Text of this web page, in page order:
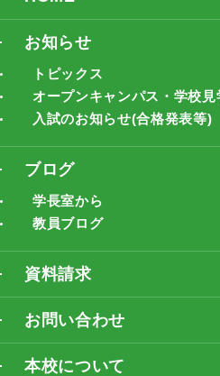
お知らせ
トピックス
オープンキャンパス・学校見
入試のお知らせ(合格発表等)
ブログ
学長室から
教員ブログ
資料請求
お問い合わせ
本校について